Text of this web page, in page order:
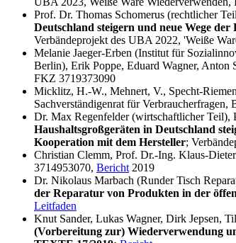
Prof. Dr. Thomas Schomerus (rechtlicher
Deutschland steigern und neue Wege
Verbändeprojekt des UBA 2022, 'Weiße
Melanie Jaeger-Erben (Institut für
Berlin), Erik Poppe, Eduard Wagner, Anton
FKZ 3719373090
Micklitz, H.-W., Mehnert, V., Specht-
Sachverständigenrat für
Dr. Max Regenfelder (wirtschaftlicher Teil),
Haushaltsgroßgeräten in Deutschland
Kooperation mit dem Hersteller;
Christian Clemm, Prof. Dr.-Ing. Klaus-
3714953070, Bericht2019
Dr. Nikolaus Marbach (Runder Tisch
der Reparatur von Produkten in der
Leitfaden
Knut Sander, Lukas Wagner, Dirk Jepsen,
(Vorbereitung zur) Wiederverwendung